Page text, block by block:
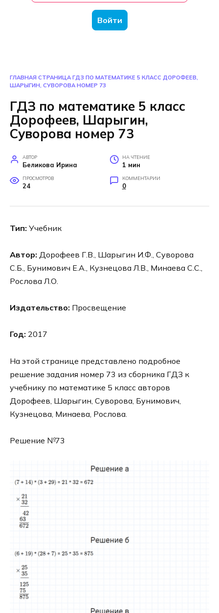
Войти
ГЛАВНАЯ СТРАНИЦА ГДЗ ПО МАТЕМАТИКЕ 5 КЛАСС ДОРОФЕЕВ,
ШАРЫГИН, СУВОРОВА НОМЕР 73
ГДЗ по математике 5 класс
Дорофеев, Шарыгин,
Суворова номер 73
АВТОР
Беликова Ирина
НА ЧТЕНИЕ
1 мин
ПРОСМОТРОВ
24
КОММЕНТАРИИ
0
Тип: Учебник
Автор: Дорофеев Г.В., Шарыгин И.Ф., Суворова
С.Б., Бунимович Е.А., Кузнецова Л.В., Минаева С.С.,
Рослова Л.О.
Издательство: Просвещение
Год: 2017
На этой странице представлено подробное
решение задания номер 73 из сборника ГДЗ к
учебнику по математике 5 класс авторов
Дорофеев, Шарыгин, Суворова, Бунимович,
Кузнецова, Минаева, Рослова.
Решение №73